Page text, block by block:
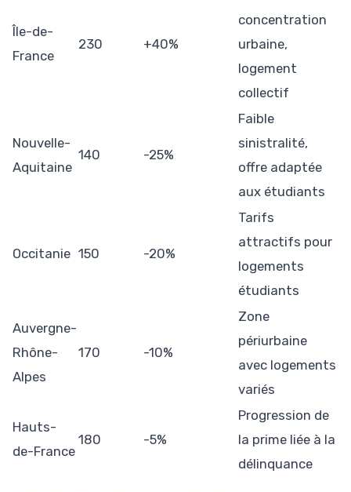
Île-de-
France
230 +40%
concentration
urbaine,
logement
collectif
Nouvelle-
Aquitaine
140 -25%
Faible
sinistralité,
offre adaptée
aux étudiants
Occitanie 150 -20%
Tarifs
attractifs pour
logements
étudiants
Auvergne-
Rhône-
Alpes
170 -10%
Zone
périurbaine
avec logements
variés
Hauts-
de-France
180 -5%
Progression de
la prime liée à la
délinquance